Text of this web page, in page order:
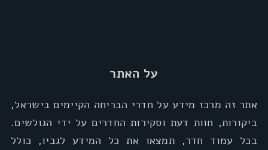
על האתר
אתר זה מרכז מידע על חדרי הבריחה הקיימים בישראל,
ביקורות, חוות דעת וסקירות החדרים על ידי הגולשים.
בכל עמוד חדר, תמצאו את כל המידע לגביו, כולל